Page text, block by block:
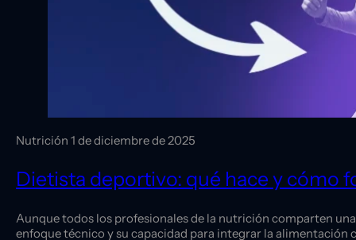
Nutrición 1 de diciembre de 2025
Dietista deportivo: qué hace y cómo
Aunque todos los profesionales de la nutrición comparten
enfoque técnico y su capacidad para integrar la alimentación